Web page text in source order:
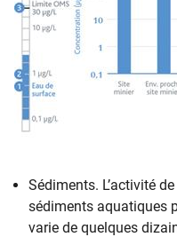
Sédiments. L’activité
sédiments aquatiques
varie de quelques